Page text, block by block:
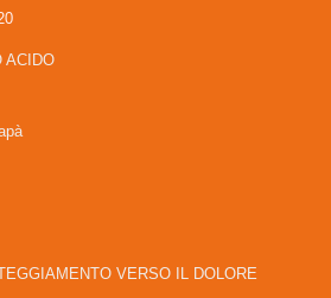
ACIDO
VERSO IL DOLORE